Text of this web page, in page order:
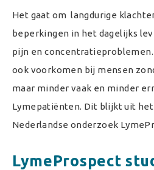
Het gaat om langdurige
beperkingen in het dagelijks
pijn en
ook voorkomen bij mensen
maar minder vaak en minder
Lymepatiënten. Dit blijkt uit
Nederlandse onderzoek
LymeProspect